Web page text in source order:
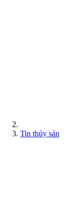
Tin thủy sản